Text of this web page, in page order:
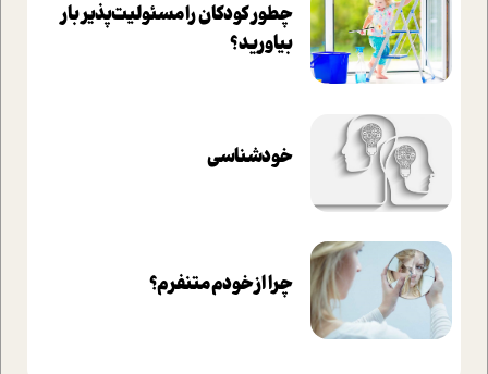
چطور کودکان را مسئولیت‌پذیر بار
بیاورید؟
خودشناسی
چرا از خودم متنفرم؟